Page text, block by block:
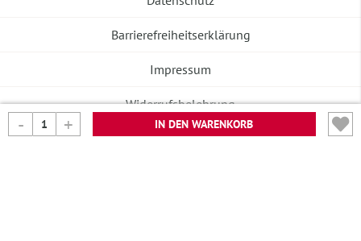
IN DEN WARENKORB
Barrierefreiheitserklärung
Impressum
Widerrufsbelehrung
Vertrag widerrufen